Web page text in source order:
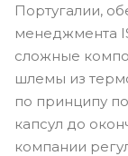
Португалии,
менеджмента
сложные
шлемы из
по принципу
капсул до
компании